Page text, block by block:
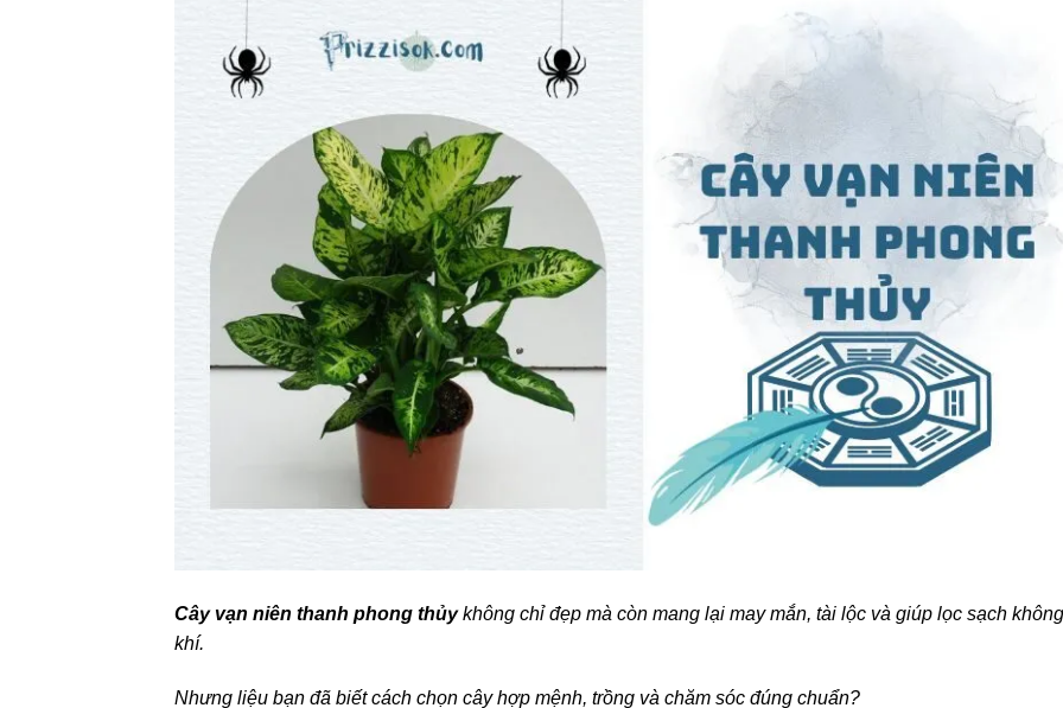
Cây vạn niên thanh phong thủykhông chỉ đẹp mà còn mang lại may mắn, tài lộc và giúp lọc sạch không
khí.
Nhưng liệu bạn đã biết cách chọn cây hợp mệnh, trồng và chăm sóc đúng chuẩn?